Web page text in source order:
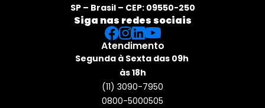
SP – Brasil – CEP: 09550-250
Siga nas redes sociais
Atendimento
Segunda à Sexta das 09h
às 18h
(11) 3090-7950
0800-5000505